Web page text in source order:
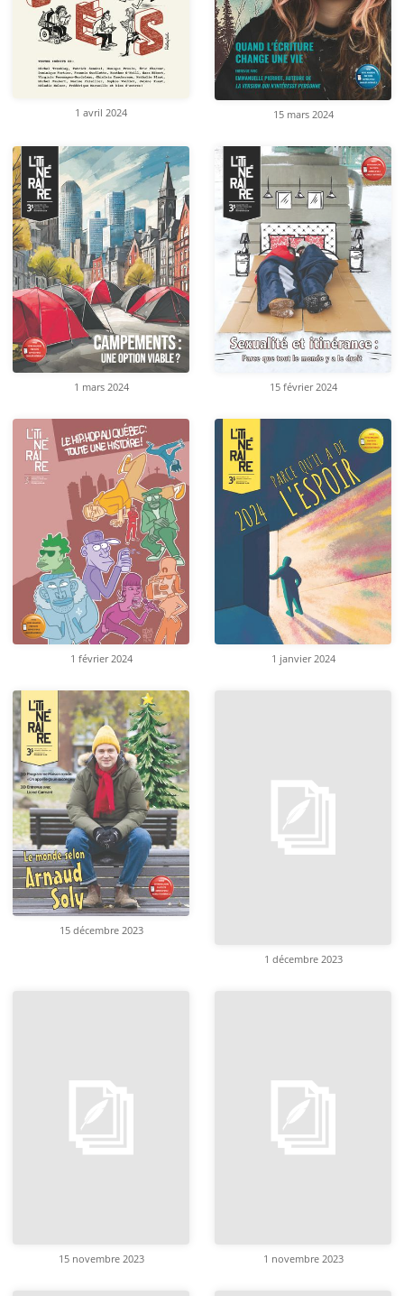
1 avril 2024 15 mars 2024
1 mars 2024 15 février 2024
1 février 2024 1 janvier 2024
15 décembre 2023
1 décembre 2023
15 novembre 2023 1 novembre 2023